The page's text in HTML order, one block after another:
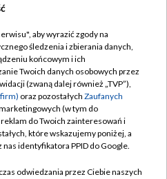
TVP
TVP
prywatności
zgody
Pomoc
aby wyrazić zgody na
śledzenia i zbierania danych,
końcowym i ich
Twoich danych osobowych przez
(zwaną dalej również „TVP”),
oraz pozostałych Zaufanych
(w tym do
do Twoich zainteresowań i
które wskazujemy poniżej, a
identyfikatora PPID do Google.
odwiedzania przez Ciebie naszych